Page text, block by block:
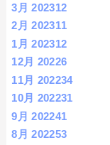
3月 202312
2月 202311
1月 202312
12月 20226
11月 202234
10月 202231
9月 202241
8月 202253